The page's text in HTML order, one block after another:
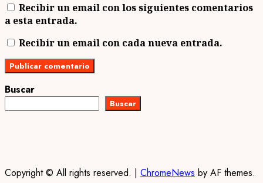
Recibir un email con los siguientes comentarios
a esta entrada.
Recibir un email con cada nueva entrada.
Buscar
Buscar
Copyright © All rights reserved. | ChromeNews by AF themes.